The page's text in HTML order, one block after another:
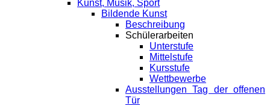
Kunst, Musik, Sport
Bildende Kunst
Beschreibung
Schülerarbeiten
Unterstufe
Mittelstufe
Kursstufe
Wettbewerbe
Ausstellungen Tag der offenen
Tür